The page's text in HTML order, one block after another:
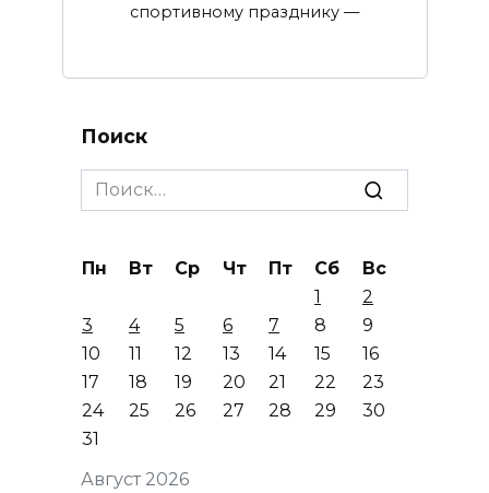
спортивному празднику —
Поиск
Search
for:
Август 2026
Пн Вт Ср Чт Пт Сб
Вс
1
2
3
4 5 6 7 8
9
10
11 12 13 14 15
16
17
18 19 20 21 22
23
24
25 26 27 28 29
30
31